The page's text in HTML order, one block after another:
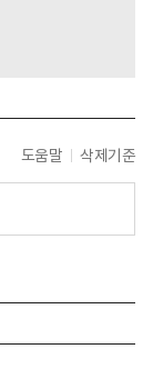
도움말 삭제기준